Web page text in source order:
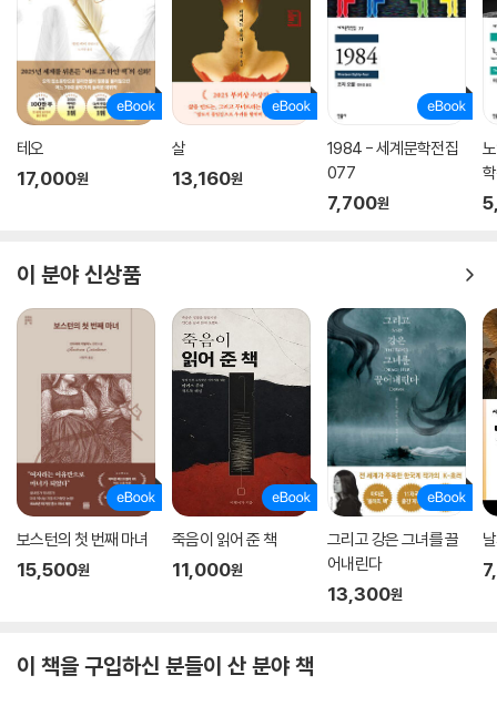
테오
17,000원
살
13,160원
1984 - 세계문학전집
077
7,700원
이 분야 신상품
보스턴의 첫 번째 마녀
15,500원
죽음이 읽어 준 책
11,000원
그리고 강은 그녀를 끌
어내린다
13,300원
이 책을 구입하신 분들이 산 분야 책